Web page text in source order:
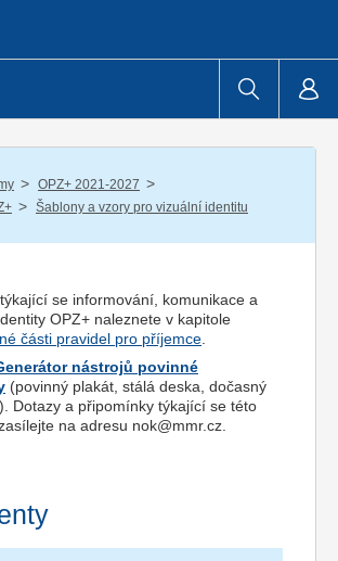
/ OPZ+ 2021-2027 /
/ Šablony a vzory pro vizuální identitu
se informování, komunikace a
OPZ+ naleznete v kapitole
části pravidel pro příjemce
nástrojů povinné
(povinný plakát, stálá deska, dočasný
Dotazy a připomínky týkající se této
na adresu nok@mmr.cz.